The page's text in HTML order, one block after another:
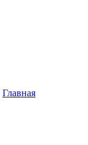
Главная